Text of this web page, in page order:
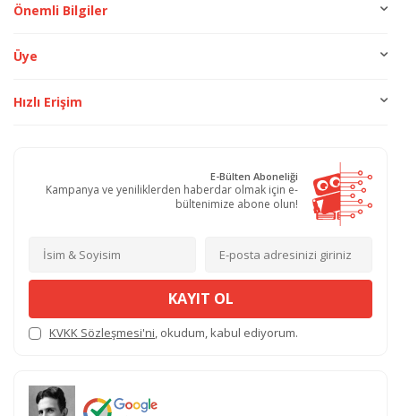
Önemli Bilgiler
Üye
Hızlı Erişim
E-Bülten Aboneliği
Kampanya ve yeniliklerden haberdar olmak için e-
bültenimize abone olun!
KAYIT OL
KVKK Sözleşmesi'ni, okudum, kabul ediyorum.